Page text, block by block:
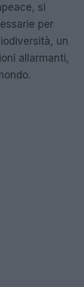
si
per
un
allarmanti,